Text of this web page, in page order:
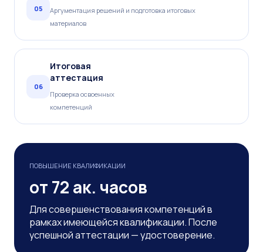
05
Аргументация решений и подготовка итоговых
материалов
06
Итоговая
аттестация
Проверка освоенных
компетенций
ПОВЫШЕНИЕ КВАЛИФИКАЦИИ
от 72 ак. часов
Для совершенствования компетенций в
рамках имеющейся квалификации. После
успешной аттестации — удостоверение.